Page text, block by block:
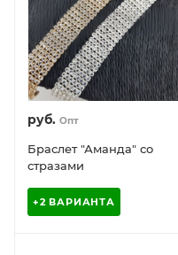
руб. Опт
Браслет "Аманда" со
стразами
+2 ВАРИАНТА